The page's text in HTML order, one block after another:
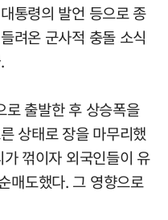
통령의 발언 등으로 종
려온 군사적 충돌 소식
출발한 후 상승폭을
상태로 장을 마무리했
꺾이자 외국인들이 유
매도했다. 그 영향으로